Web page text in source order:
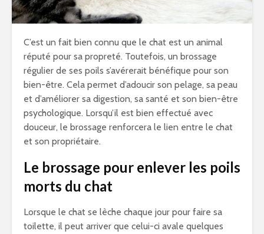
C’est un fait bien connu que le chat est un animal
réputé pour sa propreté. Toutefois, un brossage
régulier de ses poils s’avérerait bénéfique pour son
bien-être. Cela permet d’adoucir son pelage, sa peau
et d’améliorer sa digestion, sa santé et son bien-être
psychologique. Lorsqu’il est bien effectué avec
douceur, le brossage renforcera le lien entre le chat
et son propriétaire.
Le brossage pour enlever les poils
morts du chat
Lorsque le chat se lèche chaque jour pour faire sa
toilette, il peut arriver que celui-ci avale quelques